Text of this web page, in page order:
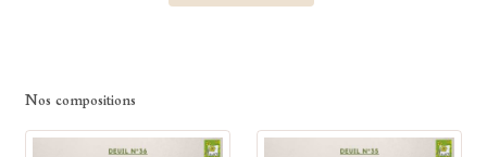
Nos compositions